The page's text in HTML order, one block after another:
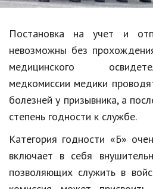
Авто, мото
Спорт
Знаменитости
Статьи
Обзоры
Рецепты
Красота и здоровье
Постановка на учет и
невозможны без
медицинского
медкомиссии медики
болезней у призывника, а
степень годности к службе.
Категория годности «Б»
включает в себя
позволяющих служить в